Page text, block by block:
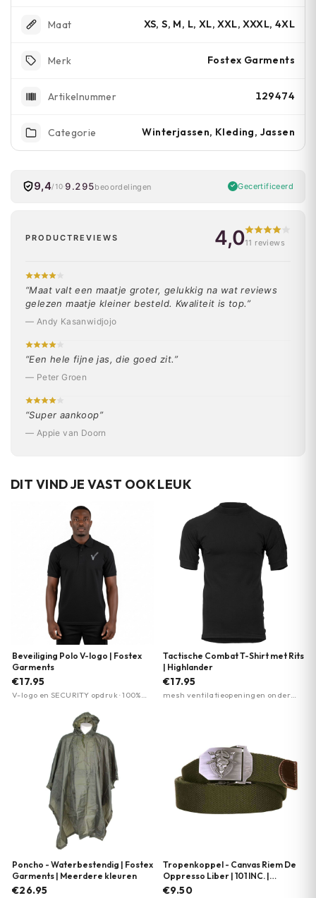
Maat XS, S, M, L, XL, XXL, XXXL, 4XL
Merk Fostex Garments
Artikelnummer 129474
Categorie Winterjassen, Kleding, Jassen
9,4/10 9.295beoordelingen Gecertificeerd
PRODUCTREVIEWS 4,011 reviews
“Maat valt een maatje groter, gelukkig na wat reviews
gelezen maatje kleiner besteld. Kwaliteit is top.”
— Andy Kasanwidjojo
“Een hele fijne jas, die goed zit.”
— Peter Groen
“Super aankoop”
— Appie van Doorn
DIT VIND JE VAST OOK LEUK
Beveiliging Polo V-logo | Fostex
Garments
€17.95
V-logo en SECURITY opdruk · 100%
Tactische Combat T-Shirt met Rits
| Highlander
€17.95
mesh ventilatieopeningen onder
Poncho - Waterbestendig | Fostex
Garments | Meerdere kleuren
€26.95
Tropenkoppel - Canvas Riem De
Oppresso Liber | 101 INC. |
Meerdere kleuren
€9.50